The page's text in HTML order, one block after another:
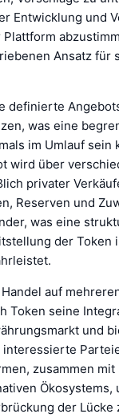
Entwicklung und
Ansatz für
definierte
was eine
im Umlauf sein
wird über
privater
Reserven und
was eine
der Token
auf
Token seine
und
zusammen
der Lücke